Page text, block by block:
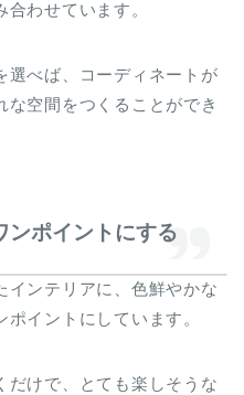
わせています。
選べば、コーディネートが
空間をつくることができ
ンポイントにする
インテリアに、色鮮やかな
イントにしています。
だけで、とても楽しそうな